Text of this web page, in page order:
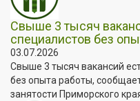
Свыше 3 тысяч
специалистов без
03.07.2026
Свыше 3 тысяч вакансий
без опыта работы,
занятости Приморского